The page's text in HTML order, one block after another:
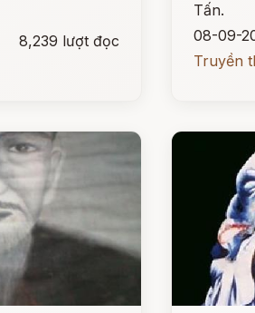
8,239 lượt đọc
Tấn.
08-09-
Truyền